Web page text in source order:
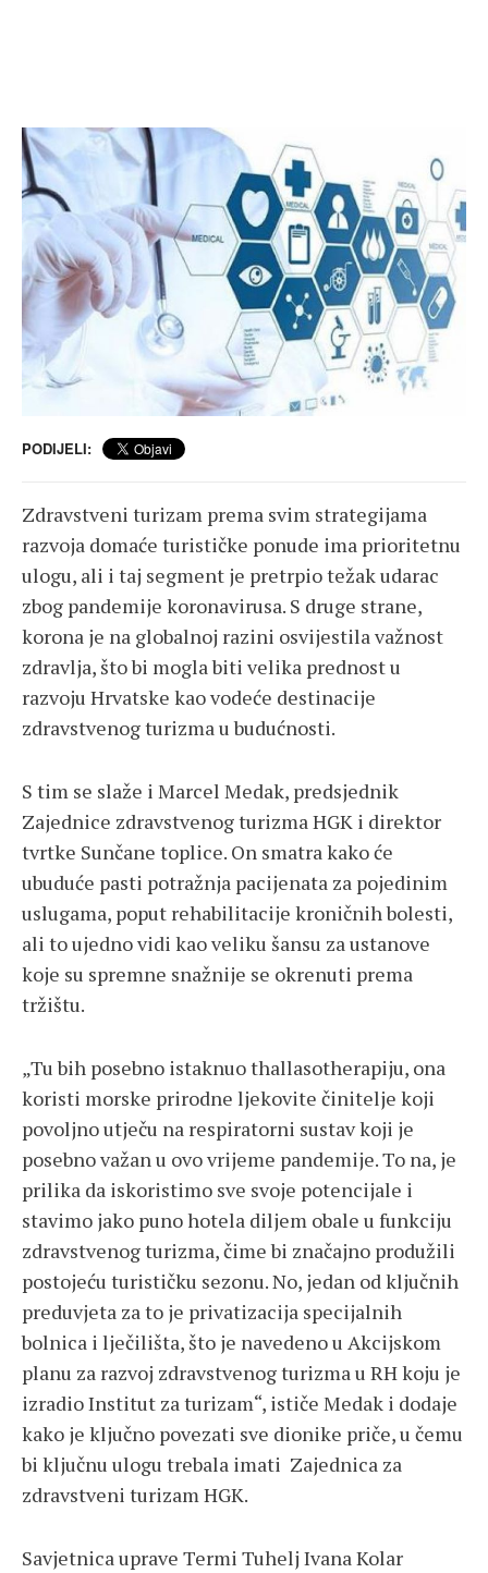
PODIJELI:
Zdravstveni turizam prema svim strategijama
razvoja domaće turističke ponude ima prioritetnu
ulogu, ali i taj segment je pretrpio težak udarac
zbog pandemije koronavirusa. S druge strane,
korona je na globalnoj razini osvijestila važnost
zdravlja, što bi mogla biti velika prednost u
razvoju Hrvatske kao vodeće destinacije
zdravstvenog turizma u budućnosti.
S tim se slaže i Marcel Medak, predsjednik
Zajednice zdravstvenog turizma HGK i direktor
tvrtke Sunčane toplice. On smatra kako će
ubuduće pasti potražnja pacijenata za pojedinim
uslugama, poput rehabilitacije kroničnih bolesti,
ali to ujedno vidi kao veliku šansu za ustanove
koje su spremne snažnije se okrenuti prema
tržištu.
„Tu bih posebno istaknuo thallasotherapiju, ona
koristi morske prirodne ljekovite činitelje koji
povoljno utječu na respiratorni sustav koji je
posebno važan u ovo vrijeme pandemije. To na, je
prilika da iskoristimo sve svoje potencijale i
stavimo jako puno hotela diljem obale u funkciju
zdravstvenog turizma, čime bi značajno produžili
postojeću turističku sezonu. No, jedan od ključnih
preduvjeta za to je privatizacija specijalnih
bolnica i lječilišta, što je navedeno u Akcijskom
planu za razvoj zdravstvenog turizma u RH koju je
izradio Institut za turizam“, ističe Medak i dodaje
kako je ključno povezati sve dionike priče, u čemu
bi ključnu ulogu trebala imati Zajednica za
zdravstveni turizam HGK.
Savjetnica uprave Termi Tuhelj Ivana Kolar